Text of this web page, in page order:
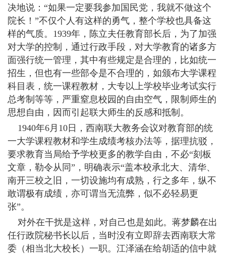
决地说：“如果一定要我参加国民党，我就不做这个
院长！”不仅个人有这样的勇气，整个学校也具备这
样的气质。1939年，陈立夫任教育部长后，为了加强
对大学的控制，通过行政手段，对大学教育的诸多方
面强行统一管理，其中有些规定是合理的，比如统一
招生，但也有一些部令是不合理的，如颁布大学课程
科目表，统一课程教材，大专以上学校毕业考试实行
总考制等等，严重窒息校园的自由空气，限制师生的
思想自由，因而引起联大师生的反感和抵制。
1940年6月10日，西南联大教务会议对教育部的统
一大学课程教材和学生成绩考核办法等，据理抗驳，
要求教育当局给予学校更多的教学自由，不必“刻板
文章，勒令从同”，明确表示“盖本校承北大、清华、
南开三校之旧，一切设施均有成熟，行之多年，纵不
敢谓极有成绩，亦可谓当无流弊，似不必轻易更
张”。
对外在干扰是这样，对自己也是如此。蒋梦麟在出
任行政院秘书长以后，当时没有立即辞去西南联大常
委（相当北大校长）一职。江泽涵在给胡适的信中就